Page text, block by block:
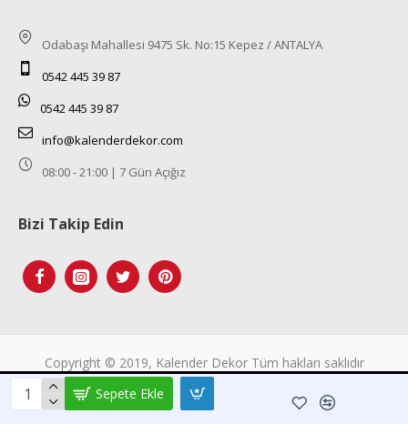
7/24 Canlı Destek
%100 Sorunsuz Alışveriş
Sepete Ekle
Odabaşı Mahallesi 9475 Sk. No:15 Kepez / ANTALYA
0542 445 39 87
0542 445 39 87
info@kalenderdekor.com
08:00 - 21:00 | 7 Gün Açığız
Bizi Takip Edin
Copyright © 2019, Kalender Dekor Tüm hakları saklıdır